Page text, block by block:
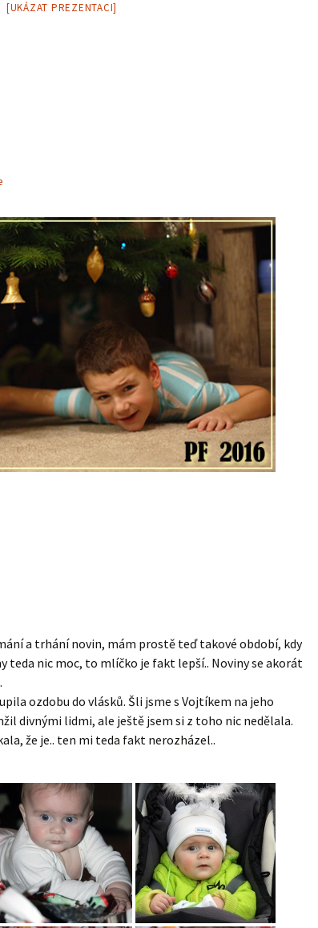
[UKÁZAT PREZENTACI]
a trhání novin, mám prostě teď takové období, kdy
teda nic moc, to mlíčko je fakt lepší.. Noviny se akorát
ozdobu do vlásků. Šli jsme s Vojtíkem na jeho
divnými lidmi, ale ještě jsem si z toho nic nedělala.
že je.. ten mi teda fakt nerozházel..